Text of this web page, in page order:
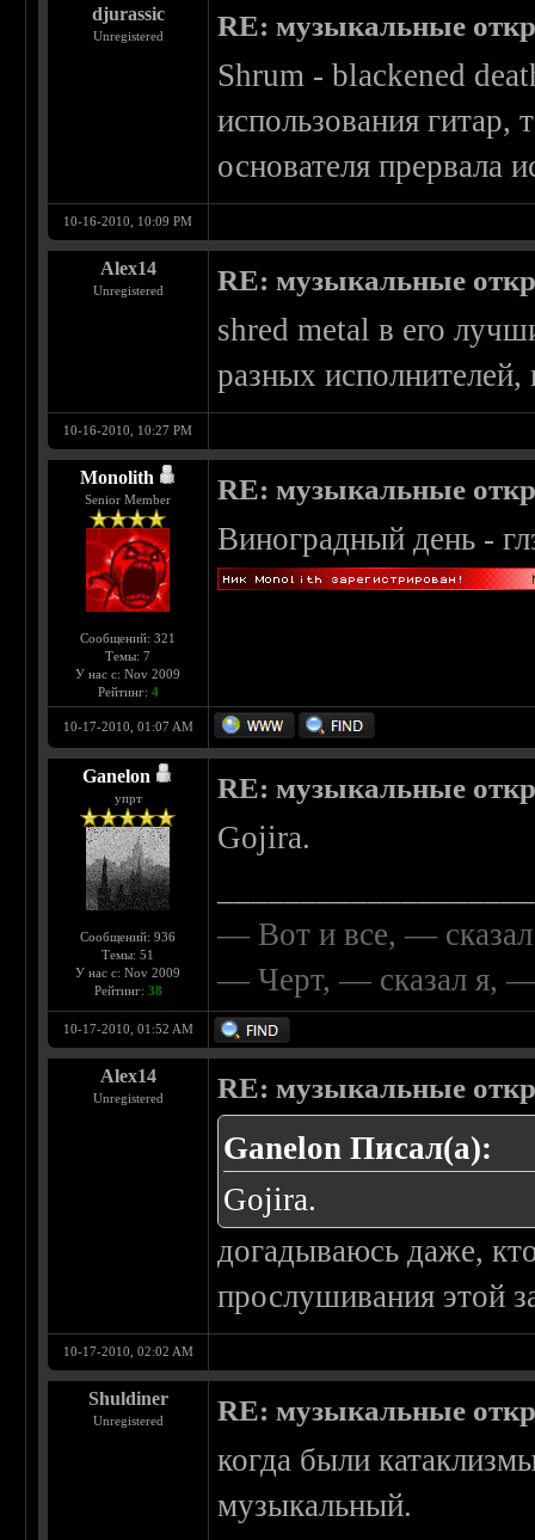
djurassic
Unregistered RE: музыкальные
Shrum - blackened
использования гитар,
основателя прервала
10-16-2010, 10:09 PM
Alex14
Unregistered RE: музыкальные
shred metal в его
разных
10-16-2010, 10:27 PM
Monolith
Senior Member
Сообщений: 321
Темы: 7
У нас с: Nov 2009
Рейтинг: 4
RE: музыкальные
Виноградный день -
10-17-2010, 01:07 AM
Ganelon
упрт
Сообщений: 936
Темы: 51
У нас с: Nov 2009
Рейтинг: 38
RE: музыкальные
Gojira.
— Вот и все, —
— Черт, — сказал я, —
10-17-2010, 01:52 AM
Alex14
Unregistered RE: музыкальные
Ganelon Писал(а):
Gojira.
догадываюсь даже,
прослушивания этой
10-17-2010, 02:02 AM
Shuldiner
Unregistered RE: музыкальные
когда были
музыкальный.